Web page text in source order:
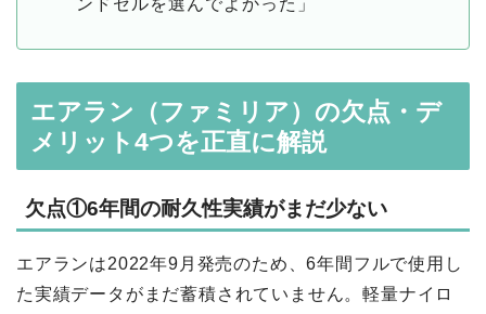
ンドセルを選んでよかった」
エアラン（ファミリア）の欠点・デ
メリット4つを正直に解説
欠点①6年間の耐久性実績がまだ少ない
エアランは2022年9月発売のため、6年間フルで使用し
た実績データがまだ蓄積されていません。軽量ナイロ